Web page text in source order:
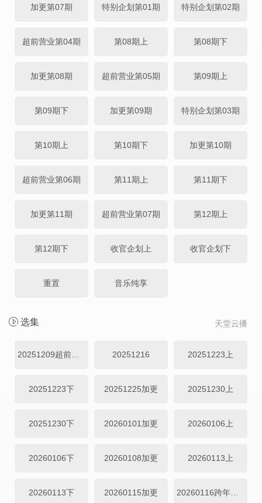
加更第07期 特别企划第01期 特别企划第02期
超前营业第04期 第08期上 第08期下
加更第08期 超前营业第05期 第09期上
第09期下 加更第09期 特别企划第03期
第10期上 第10期下 加更第10期
超前营业第06期 第11期上 第11期下
加更第11期 超前营业第07期 第12期上
第12期下 收官企划上 收官企划下
重置 音乐纯享
天堂云播
选集
20251216 20251223上
20251223下 20251225加更 20251230上
20251230下 20260101加更 20260106上
20260106下 20260108加更 20260113上
20260113下 20260115加更 20260116跨年企划